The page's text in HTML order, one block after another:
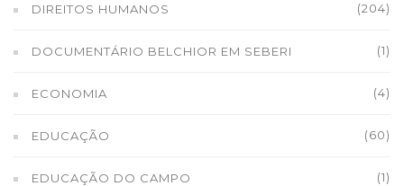
DIREITOS HUMANOS (204)
DOCUMENTÁRIO BELCHIOR EM SEBERI (1)
ECONOMIA (4)
EDUCAÇÃO (60)
EDUCAÇÃO DO CAMPO (1)